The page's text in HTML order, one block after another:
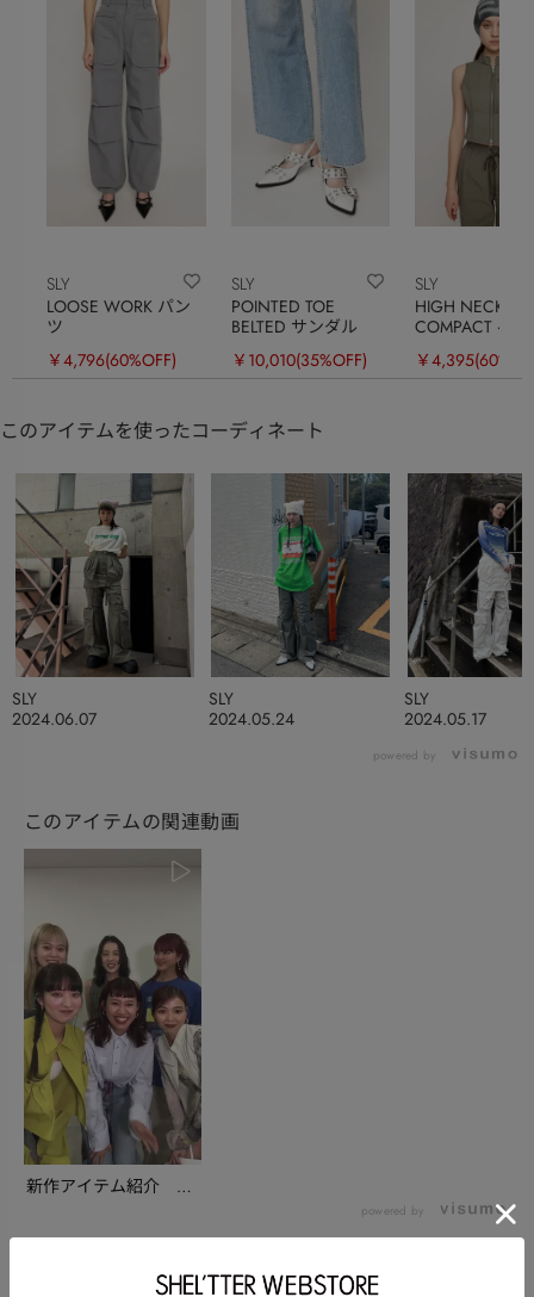
SLY
LOOSE WORK パン
ツ
￥4,796(60%OFF)
SLY
POINTED TOE
BELTED サンダル
￥10,010(35%OFF)
SLY
HIGH NECKED
COMPACT ベ
￥4,395
このアイテムを使ったコーディネート
2024.06.07
SLY
2024.05.24
SLY
2024.05.17
SLY
powered by
このアイテムの関連動画
新作アイテム紹介
な...
powered by